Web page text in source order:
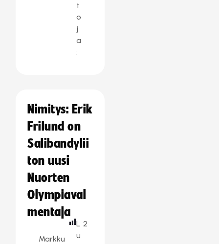
t
o
j
a
:
Nimitys: Erik
Frilund on
Salibandylii
ton uusi
Nuorten
Olympiaval
mentaja
Markku
L
u
2